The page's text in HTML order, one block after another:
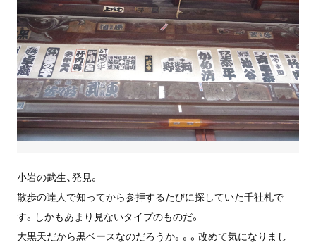
小岩の武生、発見。
散歩の達人で知ってから参拝するたびに探していた千社札で
す。しかもあまり見ないタイプのものだ。
大黒天だから黒ベースなのだろうか。。。改めて気になりまし